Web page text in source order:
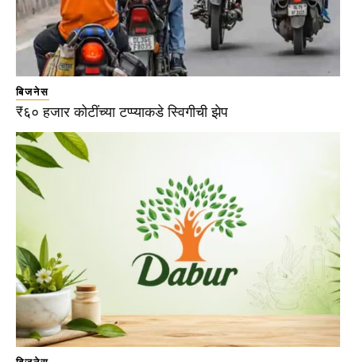
बिजनेस
₹६० हजार कोटींच्या टप्प्याकडे स्विगीची झेप